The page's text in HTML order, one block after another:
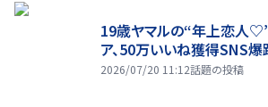
19歳ヤマルの“年上恋人
ア、50万いいね獲得SNS
2026/07/20 11:12話題の投稿